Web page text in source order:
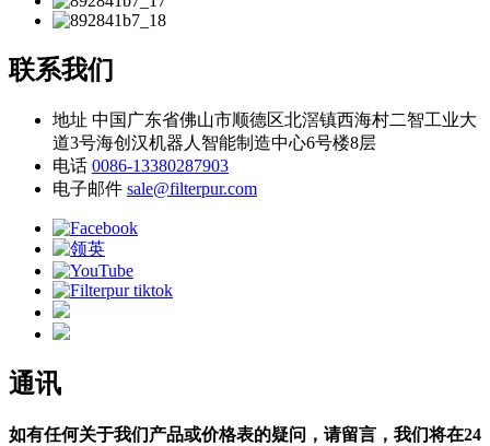
联系我们
地址 中国广东省佛山市顺德区北滘镇西海村二智工业大
道3号海创汉机器人智能制造中心6号楼8层
电话 0086-13380287903
电子邮件 sale@filterpur.com
通讯
如有任何关于我们产品或价格表的疑问，请留言，我们将在24